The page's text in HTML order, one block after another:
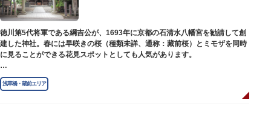
る末社を含めて15柱もの神様が祀られています。俳優の渥美清が願をかけた
神社としても知られ、映画「男はつらいよ」で寅さんが首にかけているお守
りは、ここ小野照崎神社のものです。
徳川第5代将軍である綱吉公が、1693年に京都の石清水八幡宮を勧請して創
建した神社。春には早咲きの桜（種類未詳、通称：藏前桜）とミモザを同時
に見ることができる花見スポットとしても人気があります。
江戸時代には勧進大相撲の開催地としても知られ、3大強豪力士の谷風、小
野川、雷電などの名力士による幾多の名勝負が繰り広げられ大いに賑わいを
見せました。また、御神輿は昭和の名工・志布景彩（しふけいさい）による
浅草橋・蔵前エリア